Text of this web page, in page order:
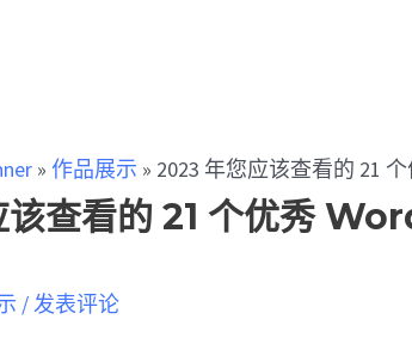
»作品展示 » 2023 年您应该查看的 21
查看的 21 个优秀
/发表评论